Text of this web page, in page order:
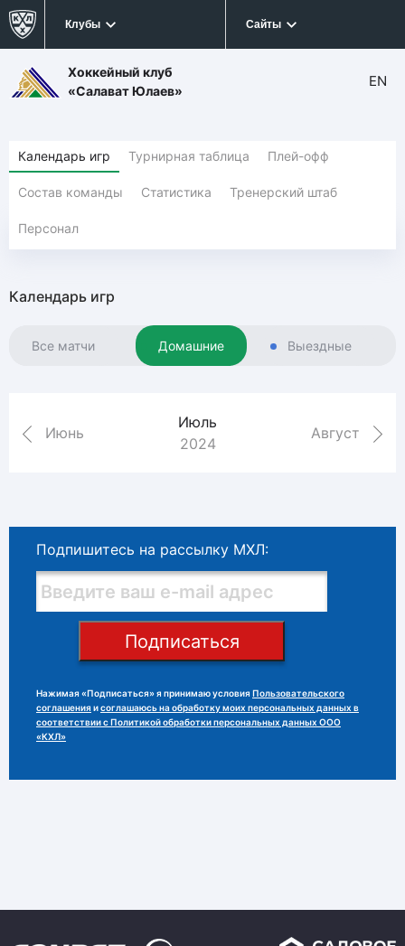
Клубы Сайты
Хоккейный клуб
«Салават Юлаев»
EN
Календарь игр Турнирная таблица Плей-офф
Состав команды Статистика Тренерский штаб
Персонал
Календарь игр
Все матчи Домашние Выездные
Июнь
Июль
2024
Август
Подпишитесь на рассылку МХЛ:
Подписаться
Нажимая «Подписаться» я принимаю условия Пользовательского
соглашения исоглашаюсь на обработку моих персональных данных в
соответствии с Политикой обработки персональных данных ООО
«КХЛ»